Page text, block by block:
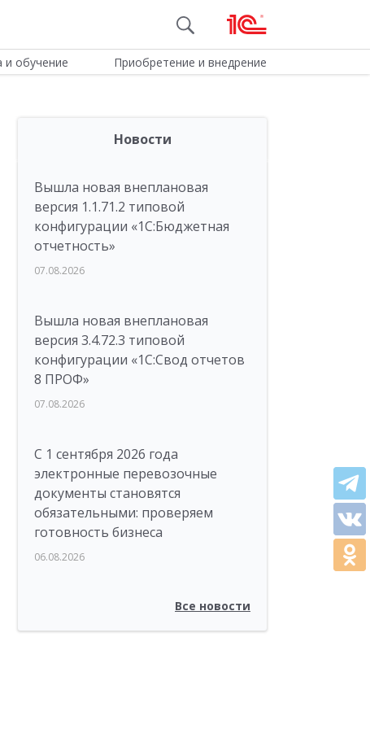
и обучение Приобретение и внедрение
Новости
Вышла новая внеплановая
версия 1.1.71.2 типовой
конфигурации «1C:Бюджетная
отчетность»
07.08.2026
Вышла новая внеплановая
версия 3.4.72.3 типовой
конфигурации «1C:Свод отчетов
8 ПРОФ»
07.08.2026
С 1 сентября 2026 года
электронные перевозочные
документы становятся
обязательными: проверяем
готовность бизнеса
06.08.2026
Все новости